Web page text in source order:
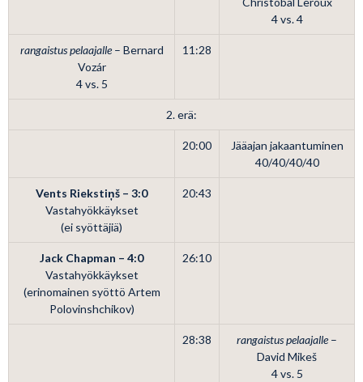
4 vs. 4
rangaistus pelaajalle– Bernard
Vozár
4 vs. 5
11:28
2. erä:
20:00
Jääajan jakaantuminen
40/40/40/40
Vents Riekstiņš – 3:0
Vastahyökkäykset
(ei syöttäjiä)
20:43
Jack Chapman – 4:0
Vastahyökkäykset
(erinomainen syöttö Artem
Polovinshchikov)
26:10
28:38 rangaistus pelaajalle–
David Mikeš
4 vs. 5